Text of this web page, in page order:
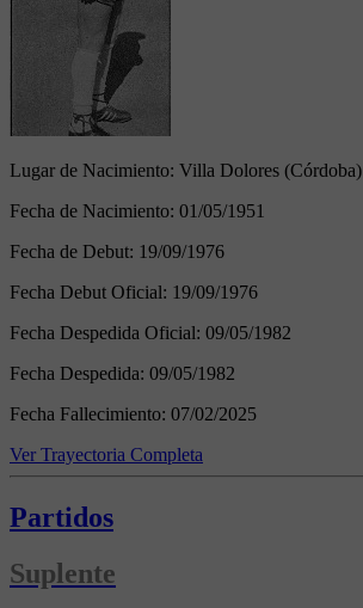
Lugar de Nacimiento: Villa Dolores (Córdoba)
Fecha de Nacimiento: 01/05/1951
Fecha de Debut: 19/09/1976
Fecha Debut Oficial: 19/09/1976
Fecha Despedida Oficial: 09/05/1982
Fecha Despedida: 09/05/1982
Fecha Fallecimiento: 07/02/2025
Ver Trayectoria Completa
Partidos
Suplente